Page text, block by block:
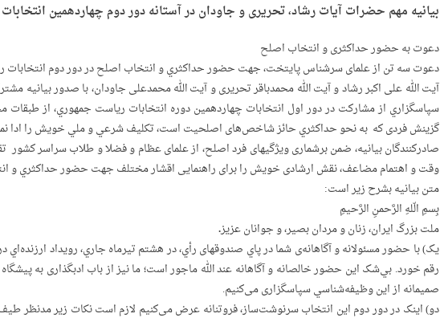
بیانیه مهم حضرات آیات رشاد، تحریری و جاودان در آستانه دور دوم چهاردهمین
دعوت به حضور حداکثری و انتخاب اصلح
دعوت سه تن از علمای سرشناس‌ پایتخت، جهت حضور حداکثري و انتخاب اصلح در دور دوم انتخابات
آیت الله علی اکبر رشاد و آیت الله محمدباقر تحریری و آیت الله محمدعلی جاودان، با صدور بیانیه
سپاسگزاري از مشارکت در دور اول انتخابات چهاردهمین دوره‌ انتخابات ریاست جمهوري، از
گزینش فردی که به نحو حداکثري حائز شاخص‌های اصلحیت است، تکلیف شرعي و ملي خویش را ادا
صادرکنندگان بیانیه، ضمن برشماری ویژگیهای فرد اصلح، از علمای عظام و فضلا و طلاب سراسر
وقت و اهتمام مضاعف، نقش ارشادی خویش را برای راهنمایی اقشار مختلف جهت حضور حداکثري و
متن بیانیه بشرح زیر است:
بِسمِ الّلهِ الرَّحمنِ الرَّحیمِ
ملت بزرگ ایران، زنان و مردان بصیر، و جوانان عزیز.
یک) با حضور مسئولانه‌ و آگاهانه‌ی شما در پاي صندوقهای رأي، در هشتم تیرماه جاري، رویداد
رقم خورد. بي‌شک این حضور خالصانه و آگاهانه عند الله ماجور است؛ ما نیز از باب ادبگذاری به
صمیمانه از این وظیفه‌شناسي سپاسگزاری می‌کنیم.
دو) اینک در دور دوم این انتخاب سرنوشت‌ساز، فروتنانه عرض می‌کنیم لازم است نکات زیر مدنظر